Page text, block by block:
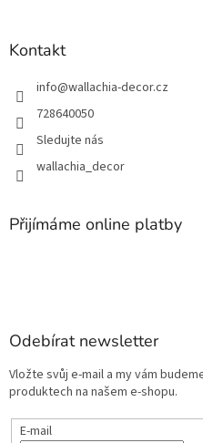
Kontakt
info@wallachia-decor.cz
728640050
Sledujte nás
wallachia_decor
Přijímáme online platby
Odebírat newsletter
Vložte svůj e-mail a my vám
produktech na našem e-shopu.
E-mail